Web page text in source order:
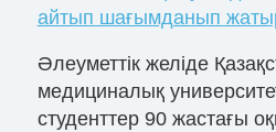
айтып шағымданып
Әлеуметтік желіде
медициналық
студенттер 90 жастағы